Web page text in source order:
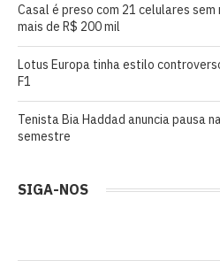
Casal é preso com 21 celulares
mais de R$ 200 mil
Lotus Europa tinha estilo
F1
Tenista Bia Haddad anuncia pausa
semestre
SIGA-NOS